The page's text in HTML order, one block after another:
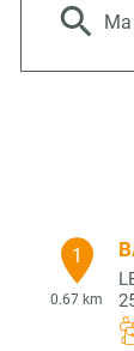
1
0.67 km